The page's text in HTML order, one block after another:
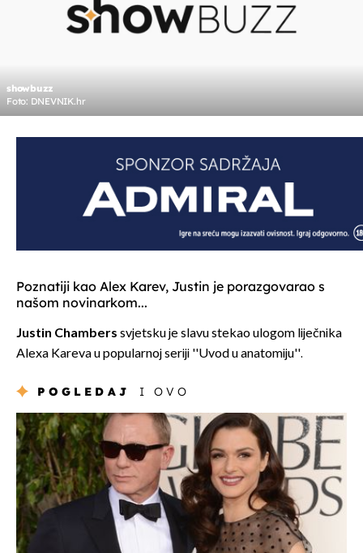
showbuzz
Foto: DNEVNIK.hr
Poznatiji kao Alex Karev, Justin je porazgovarao s
našom novinarkom...
Justin Chambers svjetsku je slavu stekao ulogom liječnika
Alexa Kareva u popularnoj seriji ''Uvod u anatomiju''.
POGLEDAJ I OVO